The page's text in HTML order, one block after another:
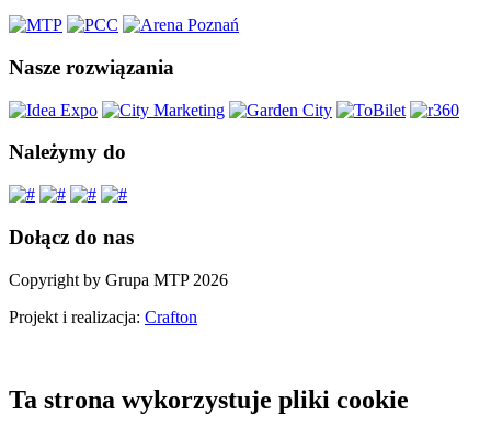
Nasze rozwiązania
Należymy do
Dołącz do nas
Copyright by Grupa MTP 2026
Projekt i realizacja: Crafton
Ta strona wykorzystuje pliki cookie